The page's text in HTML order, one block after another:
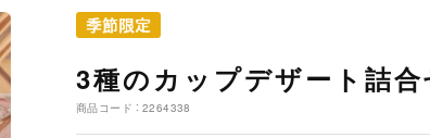
3種のカップデザート詰
商品コード 2264338